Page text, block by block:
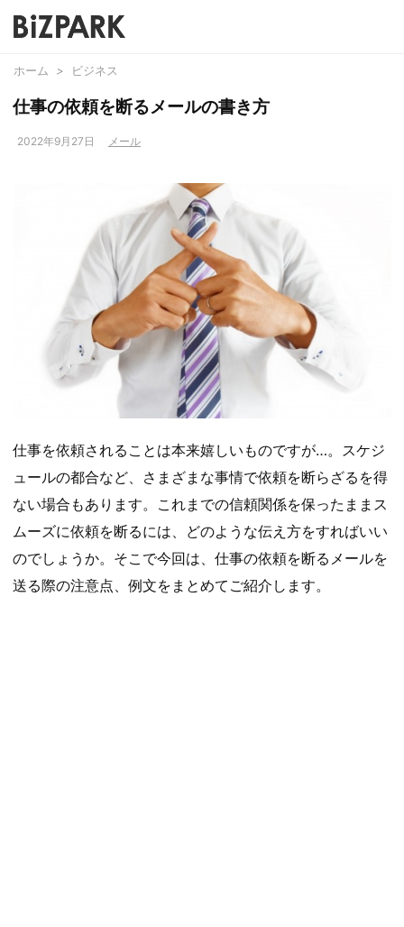
ホーム > ビジネス
仕事の依頼を断るメールの書き方
2022年9月27日 メール
仕事を依頼されることは本来嬉しいものですが…。スケジ
ュールの都合など、さまざまな事情で依頼を断らざるを得
ない場合もあります。これまでの信頼関係を保ったままス
ムーズに依頼を断るには、どのような伝え方をすればいい
のでしょうか。そこで今回は、仕事の依頼を断るメールを
送る際の注意点、例文をまとめてご紹介します。